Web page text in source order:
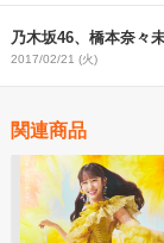
乃木坂46、橋本奈々
2017/02/21 (火)
関連商品